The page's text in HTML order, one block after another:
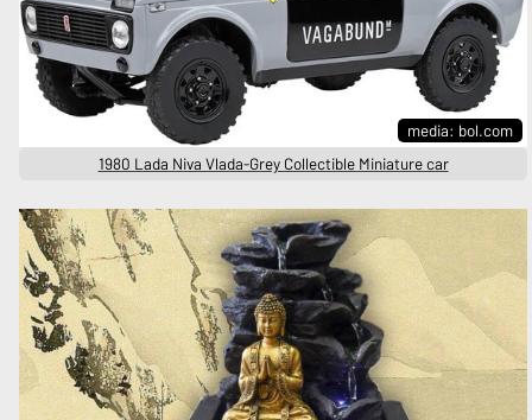
media: bol.com
1980 Lada Niva Vlada-Grey Collectible Miniature car